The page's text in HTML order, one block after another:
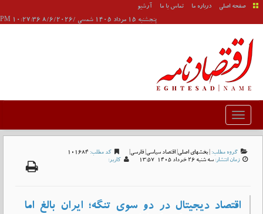
صفحه اصلی درباره ما تماس با ما
آرشیو
پنجشنبه 15 مرداد 1405 شمسی /8/6/2026 10:27:36 PM
گروه مطلب: | بخشهای اصلی| اقتصاد سیاسی| فارسی| کد مطلب: 101684
زمان انتشار: سه شنبه 26 خرداد 1405-13:57 کاربر:
اقتصاد دیجیتال در دو سوی تنگه؛ ایران بالغ اما